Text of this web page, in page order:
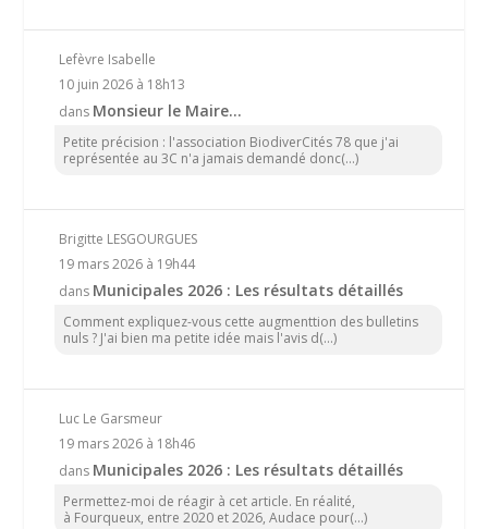
Lefèvre Isabelle
10 juin 2026 à 18h13
dans Monsieur le Maire…
Petite précision : l'association BiodiverCités 78 que j'ai
représentée au 3C n'a jamais demandé donc(...)
Brigitte LESGOURGUES
19 mars 2026 à 19h44
dans Municipales 2026 : Les résultats détaillés
Comment expliquez-vous cette augmenttion des bulletins
nuls ? J'ai bien ma petite idée mais l'avis d(...)
Luc Le Garsmeur
19 mars 2026 à 18h46
dans Municipales 2026 : Les résultats détaillés
Permettez-moi de réagir à cet article. En réalité,
à Fourqueux, entre 2020 et 2026, Audace pour(...)